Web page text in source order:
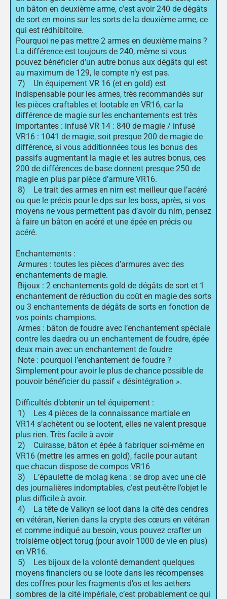
un bâton en deuxième arme, c’est avoir 240 de dégâts
de sort en moins sur les sorts de la deuxième arme, ce
qui est rédhibitoire.
Pourquoi ne pas mettre 2 armes en deuxième mains ?
La différence est toujours de 240, même si vous
pouvez bénéficier d’un autre bonus aux dégâts qui est
au maximum de 129, le compte n’y est pas.
7) Un équipement VR 16 (et en gold) est
indispensable pour les armes, très recommandés sur
les pièces craftables et lootable en VR16, car la
différence de magie sur les enchantements est très
importantes : infusé VR 14 : 840 de magie / infusé
VR16 : 1041 de magie, soit presque 200 de magie de
différence, si vous additionnées tous les bonus des
passifs augmentant la magie et les autres bonus, ces
200 de différences de base donnent presque 250 de
magie en plus par pièce d’armure VR16.
8) Le trait des armes en nirn est meilleur que l’acéré
ou que le précis pour le dps sur les boss, après, si vos
moyens ne vous permettent pas d’avoir du nirn, pensez
à faire un bâton en acéré et une épée en précis ou
acéré.
Enchantements :
Armures : toutes les pièces d’armures avec des
enchantements de magie.
Bijoux : 2 enchantements gold de dégâts de sort et 1
enchantement de réduction du coût en magie des sorts
ou 3 enchantements de dégâts de sorts en fonction de
vos points champions.
Armes : bâton de foudre avec l’enchantement spéciale
contre les daedra ou un enchantement de foudre, épée
deux main avec un enchantement de foudre
Note : pourquoi l’enchantement de foudre ?
Simplement pour avoir le plus de chance possible de
pouvoir bénéficier du passif « désintégration ».
Difficultés d’obtenir un tel équipement :
1) Les 4 pièces de la connaissance martiale en
VR14 s’achètent ou se lootent, elles ne valent presque
plus rien. Très facile à avoir
2) Cuirasse, bâton et épée à fabriquer soi-même en
VR16 (mettre les armes en gold), facile pour autant
que chacun dispose de compos VR16
3) L’épaulette de molag kena : se drop avec une clé
des journalières indomptables, c’est peut-être l’objet le
plus difficile à avoir.
4) La tête de Valkyn se loot dans la cité des cendres
en vétéran, Nerien dans la crypte des cœurs en vétéran
et comme indiqué au besoin, vous pouvez crafter un
troisième object torug (pour avoir 1000 de vie en plus)
en VR16.
5) Les bijoux de la volonté demandent quelques
moyens financiers ou se loote dans les récompenses
des coffres pour les fragments d’os et les aethers
sombres de la cité impériale, c’est probablement ce qui